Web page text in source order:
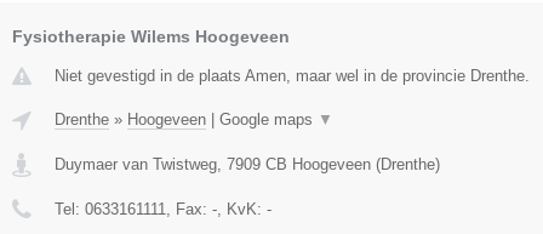
Fysiotherapie Wilems Hoogeveen
Niet gevestigd in de plaats Amen, maar wel in de provincie Drenthe.
Drenthe » Hoogeveen | Google maps ▼
Duymaer van Twistweg 7909 CB Hoogeveen (Drenthe)
Tel: 0633161111 , Fax: - , KvK: -